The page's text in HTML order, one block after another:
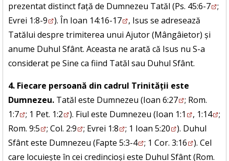
prezentat distinct față de Dumnezeu Tatăl (Ps. 45:6-7 ;
Evrei 1:8-9
). În Ioan 14:16-17
, Isus se adresează
Tatălui despre trimiterea unui Ajutor (Mângâietor) și
anume Duhul Sfânt. Aceasta ne arată că Isus nu S-a
considerat pe Sine ca fiind Tatăl sau Duhul Sfânt.
4. Fiecare persoană din cadrul Trinității este
Dumnezeu. Tatăl este Dumnezeu (Ioan 6:27 ; Rom.
1:7 ; 1 Pet. 1:2 ). Fiul este Dumnezeu (Ioan 1:1 , 1:14 ;
Rom. 9:5
; Col. 2:9 ; Evrei 1:8 ; 1 Ioan 5:20
). Duhul
Sfânt este Dumnezeu (Fapte 5:3-4 ; 1 Cor. 3:16
). Cel
care locuiește în cei credincioși este Duhul Sfânt (Rom.